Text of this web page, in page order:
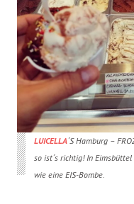
LUICELLA´S Hamburg –
so ist´s richtig! In
wie eine EIS-Bombe.